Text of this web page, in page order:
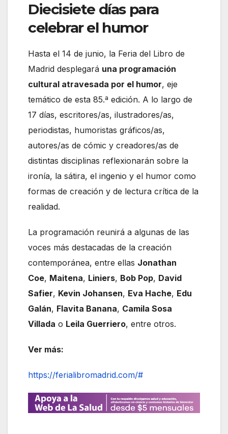
Diecisiete días para
celebrar el humor
Hasta el 14 de junio, la Feria del Libro de
Madrid desplegará una programación
cultural atravesada por el humor, eje
temático de esta 85.ª edición. A lo largo de
17 días, escritores/as, ilustradores/as,
periodistas, humoristas gráficos/as,
autores/as de cómic y creadores/as de
distintas disciplinas reflexionarán sobre la
ironía, la sátira, el ingenio y el humor como
formas de creación y de lectura crítica de la
realidad.
La programación reunirá a algunas de las
voces más destacadas de la creación
contemporánea, entre ellas Jonathan
Coe, Maitena, Liniers, Bob Pop, David
Safier, Kevin Johansen, Eva Hache, Edu
Galán, Flavita Banana, Camila Sosa
Villada o Leila Guerriero, entre otros.
Ver más:
https://ferialibromadrid.com/#